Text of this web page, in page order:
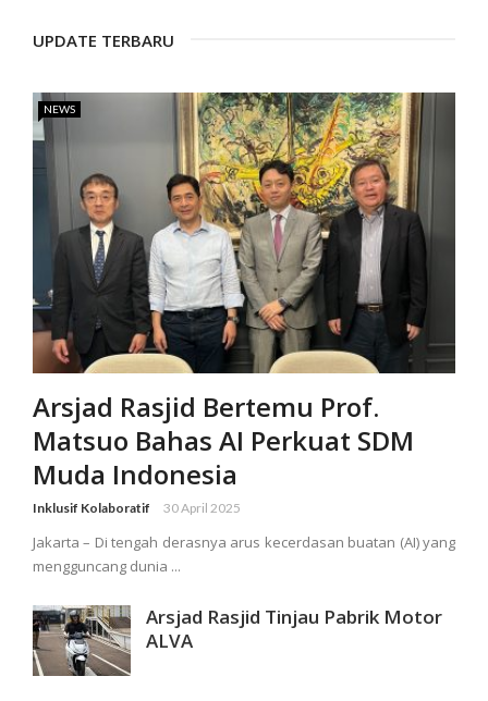
UPDATE TERBARU
NEWS
Arsjad Rasjid Bertemu Prof.
Matsuo Bahas AI Perkuat SDM
Muda Indonesia
Inklusif Kolaboratif 30 April 2025
Jakarta – Di tengah derasnya arus kecerdasan buatan (AI) yang
mengguncang dunia ...
Arsjad Rasjid Tinjau Pabrik Motor
ALVA